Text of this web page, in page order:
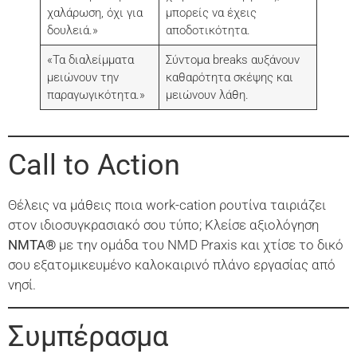
χαλάρωση, όχι για
δουλειά.»
μπορείς να έχεις
αποδοτικότητα.
«Τα διαλείμματα
μειώνουν την
παραγωγικότητα.»
Σύντομα breaks αυξάνουν
καθαρότητα σκέψης και
μειώνουν λάθη.
Call to Action
Θέλεις να μάθεις ποια work-cation ρουτίνα ταιριάζει
στον ιδιοσυγκρασιακό σου τύπο; Κλείσε αξιολόγηση
NMTA® με την ομάδα του NMD Praxis και χτίσε το δικό
σου εξατομικευμένο καλοκαιρινό πλάνο εργασίας από
νησί.
Συμπέρασμα